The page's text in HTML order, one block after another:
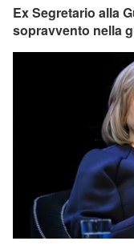
Ex Segretario alla
sopravvento nella